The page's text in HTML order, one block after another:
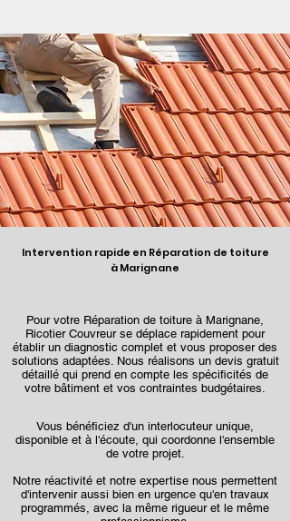
Intervention rapide en Réparation de toiture
à Marignane
Pour votre Réparation de toiture à Marignane,
Ricotier Couvreur se déplace rapidement pour
établir un diagnostic complet et vous proposer des
solutions adaptées. Nous réalisons un devis gratuit
détaillé qui prend en compte les spécificités de
votre bâtiment et vos contraintes budgétaires.
Vous bénéficiez d'un interlocuteur unique,
disponible et à l'écoute, qui coordonne l'ensemble
de votre projet.
Notre réactivité et notre expertise nous permettent
d'intervenir aussi bien en urgence qu'en travaux
programmés, avec la même rigueur et le même